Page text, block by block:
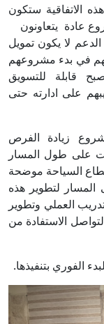
الاتفاقية ستكون
وكل مشروع عادة يتعاونون
الدعم لا يكون تمويل
دولار لمساعدتهم في بدء مشروعهم
قابلة للتسويق
على ادارته حتى
زيادة الفرص
على طول المسار
السياحة موضحة
لتطوير هذه
العملي وتطوير
الاستفادة من
الفوري بتنفيذها.